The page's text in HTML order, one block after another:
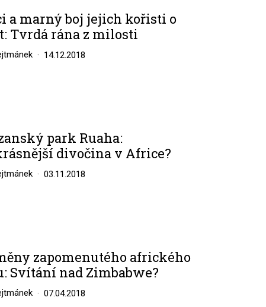
a marný boj jejich kořisti o
Tvrdá rána z milosti
14.12.2018
park Ruaha:
divočina v Africe?
03.11.2018
zapomenutého afrického
Svítání nad Zimbabwe?
07.04.2018